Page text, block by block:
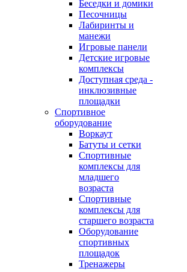
Беседки и домики
Песочницы
Лабиринты и
манежи
Игровые панели
Детские игровые
комплексы
Доступная среда -
инклюзивные
площадки
Спортивное
оборудование
Воркаут
Батуты и сетки
Спортивные
комплексы для
младшего
возраста
Спортивные
комплексы для
старшего возраста
Оборудование
спортивных
площадок
Тренажеры